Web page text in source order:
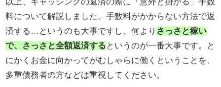
料について解説しました。手数料がかからない方法で返
済する…というのも大事ですし、何より さっさと稼い
で、さっさと全額返済する というのが一番大事です。と
にかくお金に向かってがむしゃらに働くということを、
多重債務者の方などは重視してください。